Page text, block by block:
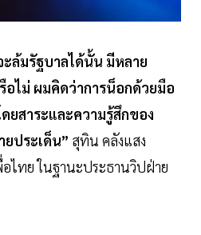
ล้มรัฐบาลได้นั้น มีหลาย
อไม่ ผมคิดว่าการน็อกด้วยมือ
ยสาระและความรู้สึกของ
ประเด็น” สุทิน คลังแสง
ไทย ในฐานะประธานวิปฝ่าย